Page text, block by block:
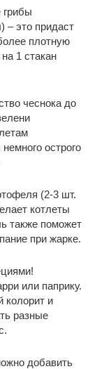
– это придаст
плотную
1 стакан
чеснока до
острого
(2-3 шт.
котлеты
также поможет
при жарке.
или паприку.
колорит и
разные
добавить